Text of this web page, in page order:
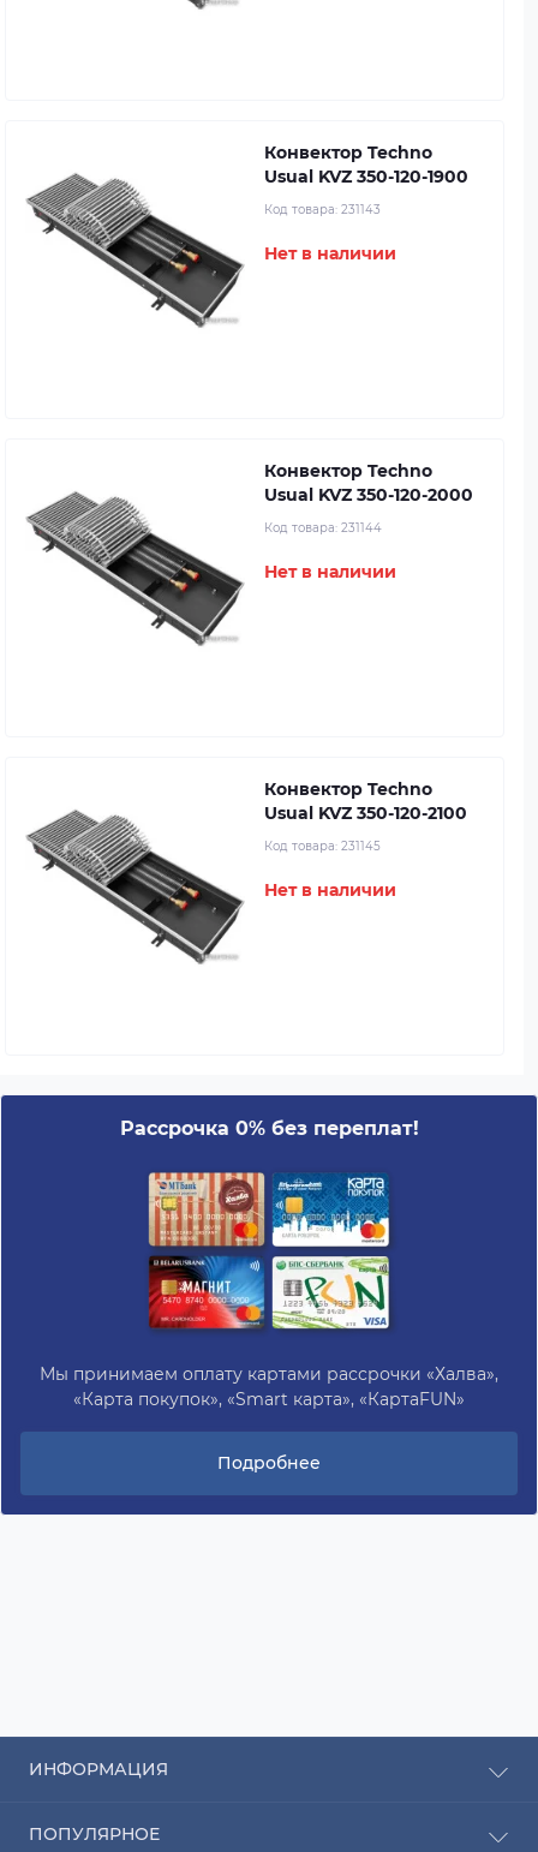
Конвектор Techno
Usual KVZ 350-120-1900
Код товара: 231143
Нет в наличии
Конвектор Techno
Usual KVZ 350-120-2000
Код товара: 231144
Нет в наличии
Конвектор Techno
Usual KVZ 350-120-2100
Код товара: 231145
Нет в наличии
Рассрочка 0% без переплат!
Мы принимаем оплату картами рассрочки «Халва»,
«Карта покупок», «Smart карта», «КартаFUN»
Подробнее
ИНФОРМАЦИЯ
Оплата
ПОПУЛЯРНОЕ